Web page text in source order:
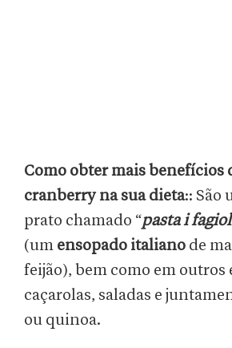
Como obter mais benefícios
cranberry na sua dieta:: São
prato chamado “pasta i
(um ensopado italiano de
feijão), bem como em outros
caçarolas, saladas e
ou quinoa.